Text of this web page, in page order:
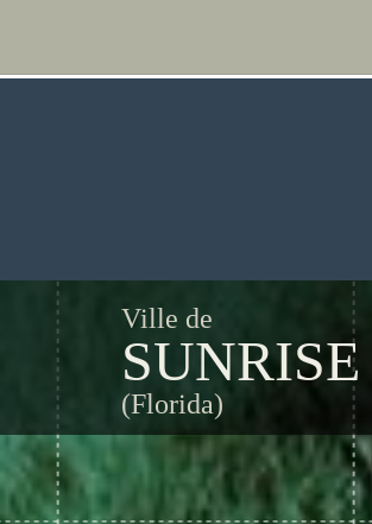
Ville de
SUNRISE
(Florida)